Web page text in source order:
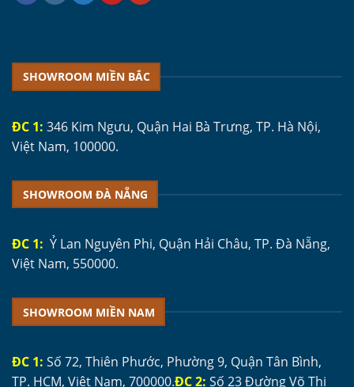
SHOWROOM MIỀN BẮC
ĐC 1: 346 Kim Ngưu, Quận Hai Bà Trưng, TP. Hà Nội,
Việt Nam, 100000.
SHOWROOM ĐÀ NẴNG
ĐC 1: Ỷ Lan Nguyên Phi, Quận Hải Châu, TP. Đà Nẵng,
Việt Nam, 550000.
SHOWROOM MIỀN NAM
ĐC 1: Số 72, Thiên Phước, Phường 9, Quận Tân Bình,
TP. HCM, Việt Nam, 700000.ĐC 2: Số 23 Đường Võ Thị